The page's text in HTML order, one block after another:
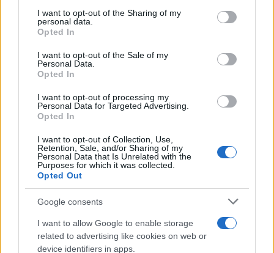
not limited to your visit or usage behaviour. You may click to
grant or deny consent to Google and its third-party tags to
use your data for below specified purposes in below Google
consent section.
I want to opt-out of the Sharing of my
personal data.
Opted In
I want to opt-out of the Sale of my
Personal Data.
Opted In
I want to opt-out of processing my
Personal Data for Targeted Advertising.
Opted In
I want to opt-out of Collection, Use,
Retention, Sale, and/or Sharing of my
Personal Data that Is Unrelated with the
Purposes for which it was collected.
Opted Out
Google consents
I want to allow Google to enable storage
related to advertising like cookies on web or
device identifiers in apps.
LEGFRISSEBB
Országos hírek
Helyi hírek
Amire többmillióan vártunk: szombattól
másodfokúra csökken a riasztás
Kecskeméten is szakirányú
továbbképzésekkel erősít a Gál Ferenc
Egyetem